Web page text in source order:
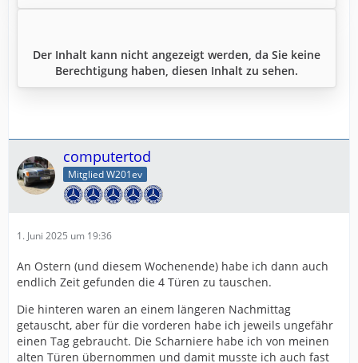
Der Inhalt kann nicht angezeigt werden, da Sie keine
Berechtigung haben, diesen Inhalt zu sehen.
computertod
Mitglied W201ev
1. Juni 2025 um 19:36
An Ostern (und diesem Wochenende) habe ich dann auch
endlich Zeit gefunden die 4 Türen zu tauschen.
Die hinteren waren an einem längeren Nachmittag
getauscht, aber für die vorderen habe ich jeweils ungefähr
einen Tag gebraucht. Die Scharniere habe ich von meinen
alten Türen übernommen und damit musste ich auch fast